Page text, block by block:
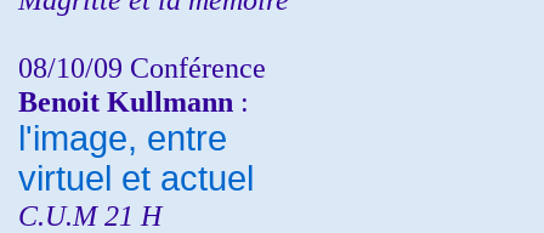
08/10/09 Conférence
Benoit Kullmann :
l'image, entre
virtuel et actuel
C.U.M 21 H